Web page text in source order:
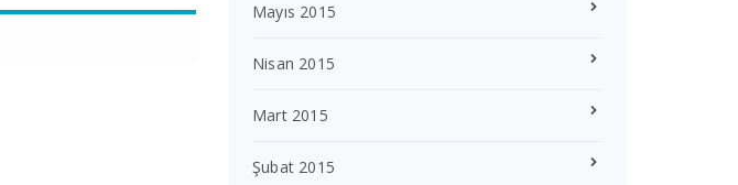
Mayıs 2015
Nisan 2015
Mart 2015
Şubat 2015